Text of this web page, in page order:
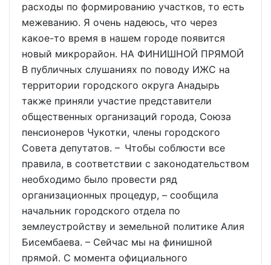
расходы по формированию участков, то есть
межеванию. Я очень надеюсь, что через
какое-то время в нашем городе появится
новый микрорайон. НА ФИНИШНОЙ ПРЯМОЙ
В публичных слушаниях по поводу ИЖС на
территории городского округа Анадырь
также приняли участие представители
общественных организаций города, Союза
пенсионеров Чукотки, члены городского
Совета депутатов. – Чтобы соблюсти все
правила, в соответствии с законодательством
необходимо было провести ряд
организационных процедур, – сообщила
начальник городского отдела по
землеустройству и земельной политике Алия
Бисембаева. – Сейчас мы на финишной
прямой. С момента официального